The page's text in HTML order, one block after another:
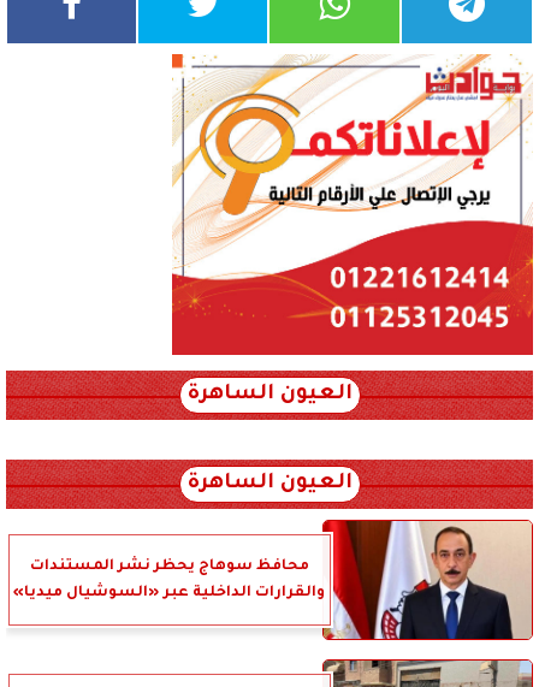
العيون الساهرة
العيون الساهرة
محافظ سوهاج يحظر نشر المستندات
والقرارات الداخلية عبر «السوشيال ميديا»